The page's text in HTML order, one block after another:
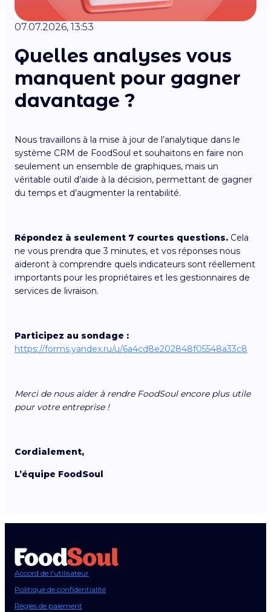
07.07.2026, 13:53
Quelles analyses vous
manquent pour gagner
davantage ?
Nous travaillons à la mise à jour de l’analytique dans le
système CRM de FoodSoul et souhaitons en faire non
seulement un ensemble de graphiques, mais un
véritable outil d’aide à la décision, permettant de gagner
du temps et d’augmenter la rentabilité.
Répondez à seulement 7 courtes questions. Cela
ne vous prendra que 3 minutes, et vos réponses nous
aideront à comprendre quels indicateurs sont réellement
importants pour les propriétaires et les gestionnaires de
services de livraison.
Participez au sondage :
https://forms.yandex.ru/u/6a4cd8e202848f05548a33c8
Merci de nous aider à rendre FoodSoul encore plus utile
pour votre entreprise !
Cordialement,
L’équipe FoodSoul
Accord de l'utilisateur
Politique de confidentialité
Règles de paiement